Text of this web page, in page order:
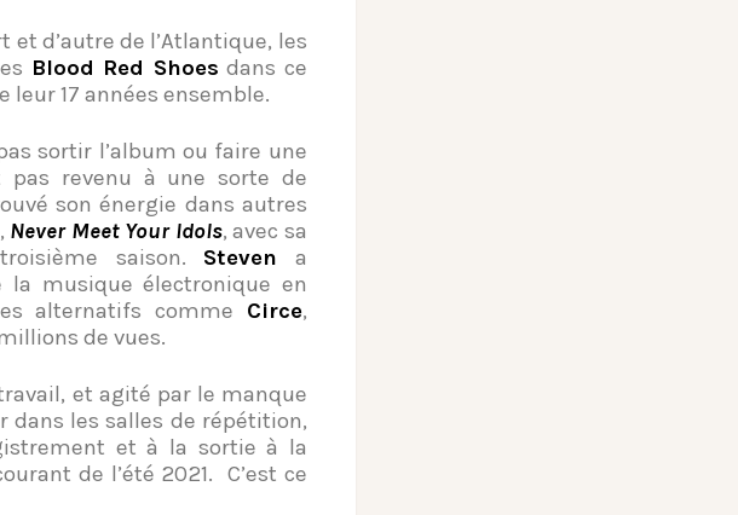
et d’autre de l’Atlantique, les
Blood Red Shoes dans ce
leur 17 années ensemble.
sortir l’album ou faire une
revenu à une sorte de
son énergie dans autres
Never Meet Your Idols, avec sa
saison. Steven a
musique électronique en
alternatifs comme Circe,
de vues.
et agité par le manque
dans les salles de répétition,
et à la sortie à la
de l’été 2021. C’est ce